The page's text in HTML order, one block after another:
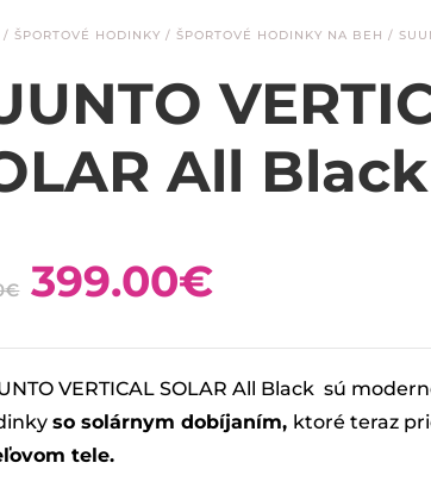
/ŠPORTOVÉ HODINKY /ŠPORTOVÉ HODINKY NA BEH /
All Black
€ Pôvodná
cena
bola:
599.00€.
399.00€Aktuálna
je:
399.00€.
VERTICAL SOLAR All Black sú
so solárnym dobíjaním, ktoré teraz
tele.